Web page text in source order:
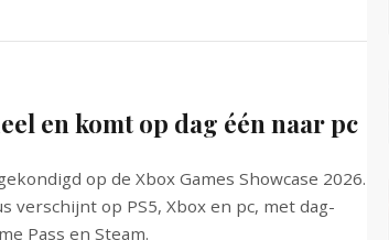
en komt op dag één naar pc
op de Xbox Games Showcase 2026.
verschijnt op PS5, Xbox en pc, met dag-
Pass en Steam.